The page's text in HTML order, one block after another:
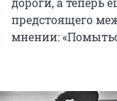
предстоящего
мнении: